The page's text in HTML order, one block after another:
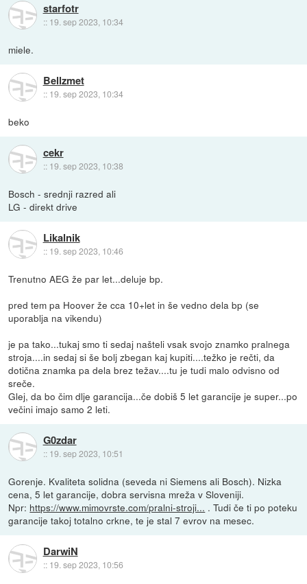
starfotr
:: 19. sep 2023, 10:34
miele.
Bellzmet
:: 19. sep 2023, 10:34
beko
cekr
:: 19. sep 2023, 10:38
Bosch - srednji razred ali
LG - direkt drive
Likalnik
:: 19. sep 2023, 10:46
Trenutno AEG že par let...deluje bp.
pred tem pa Hoover že cca 10+let in še vedno dela bp (se
uporablja na vikendu)
je pa tako...tukaj smo ti sedaj našteli vsak svojo znamko pralnega
stroja....in sedaj si še bolj zbegan kaj kupiti....težko je rečti, da
dotična znamka pa dela brez težav....tu je tudi malo odvisno od
sreče.
Glej, da bo čim dlje garancija...če dobiš 5 let garancije je super...po
večini imajo samo 2 leti.
G0zdar
:: 19. sep 2023, 10:51
Gorenje. Kvaliteta solidna (seveda ni Siemens ali Bosch). Nizka
cena, 5 let garancije, dobra servisna mreža v Sloveniji.
Npr: https://www.mimovrste.com/pralni-stroji... . Tudi če ti po poteku
garancije takoj totalno crkne, te je stal 7 evrov na mesec.
DarwiN
:: 19. sep 2023, 10:56